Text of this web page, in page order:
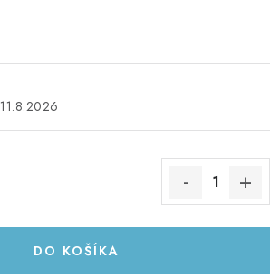
11.8.2026
DO KOŠÍKA